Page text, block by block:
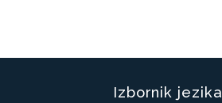
Izbornik jezika